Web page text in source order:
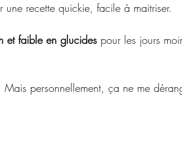
recette quickie, facile à maitriser.
et faible en glucides pour les jours
personnellement, ça ne me